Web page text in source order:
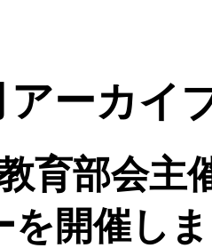
アーカイ
育部会主
を開催し